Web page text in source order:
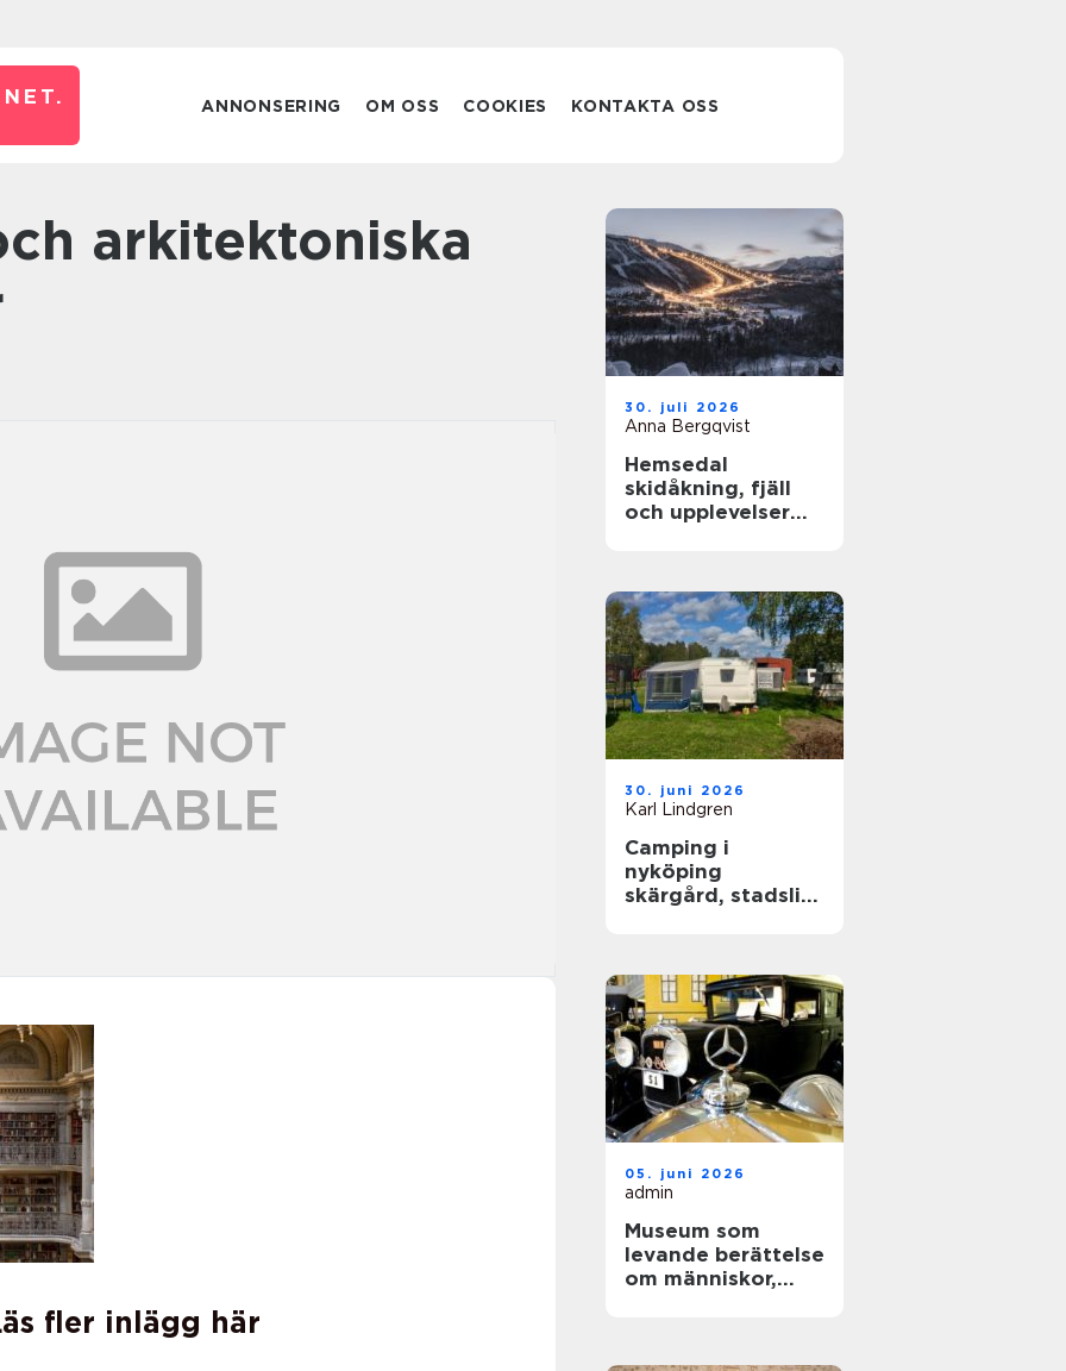
ANNONSERING OM OSS COOKIES KONTAKTA OSS
fler inlägg här
30. juli 2026
Anna Bergqvist
Hemsedal
skidåkning, fjäll
och upplevelser
30. juni 2026
Karl Lindgren
Camping i
nyköping
skärgård, stadsliv
05. juni 2026
admin
Museum som
levande berättelse
om människor,